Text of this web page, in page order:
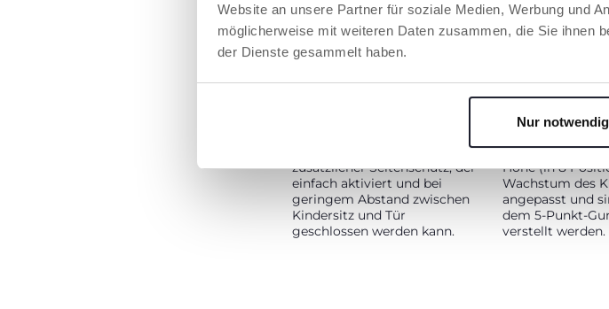
Website an unsere Partner für soziale Medien, Werbung und
möglicherweise mit weiteren Daten zusammen, die Sie ihnen
der Dienste gesammelt haben.
Nur
zusätzlicher Seitenschutz, der
einfach aktiviert und bei
geringem Abstand zwischen
Kindersitz und Tür
geschlossen werden kann.
KOPFSTÜTZE
Die Kopfstütze
Höhe (in 8
Wachstum des
angepasst und
dem 5-Punkt-
verstellt werden.